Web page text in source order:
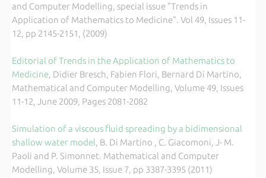
and Computer Modelling, special issue "Trends in
Application of Mathematics to Medicine". Vol 49, Issues 11-
12, pp 2145-2151, (2009)
Editorial of Trends in the Application of Mathematics to
Medicine, Didier Bresch, Fabien Flori, Bernard Di Martino,
Mathematical and Computer Modelling, Volume 49, Issues
11-12, June 2009, Pages 2081-2082
Simulation of a viscous fluid spreading by a bidimensional
shallow water model, B. Di Martino , C. Giacomoni, J- M.
Paoli and P. Simonnet. Mathematical and Computer
Modelling, Volume 35, Issue 7, pp 3387-3395 (2011)